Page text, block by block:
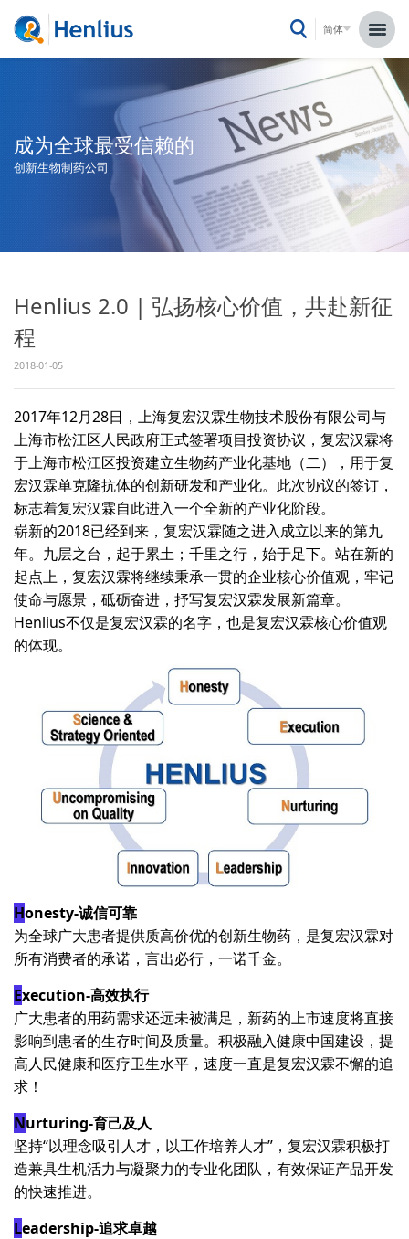
简体
成为全球最受信赖的
创新生物制药公司
Henlius 2.0 | 弘扬核心价值，共赴新征
程
2018-01-05
2017年12月28日，上海复宏汉霖生物技术股份有限公司与
上海市松江区人民政府正式签署项目投资协议，复宏汉霖将
于上海市松江区投资建立生物药产业化基地（二），用于复
宏汉霖单克隆抗体的创新研发和产业化。此次协议的签订，
标志着复宏汉霖自此进入一个全新的产业化阶段。
崭新的2018已经到来，复宏汉霖随之进入成立以来的第九
年。九层之台，起于累土；千里之行，始于足下。站在新的
起点上，复宏汉霖将继续秉承一贯的企业核心价值观，牢记
使命与愿景，砥砺奋进，抒写复宏汉霖发展新篇章。
Henlius不仅是复宏汉霖的名字，也是复宏汉霖核心价值观
的体现。
Honesty-诚信可靠
为全球广大患者提供质高价优的创新生物药，是复宏汉霖对
所有消费者的承诺，言出必行，一诺千金。
Execution-高效执行
广大患者的用药需求还远未被满足，新药的上市速度将直接
影响到患者的生存时间及质量。积极融入健康中国建设，提
高人民健康和医疗卫生水平，速度一直是复宏汉霖不懈的追
求！
Nurturing-育己及人
坚持“以理念吸引人才，以工作培养人才”，复宏汉霖积极打
造兼具生机活力与凝聚力的专业化团队，有效保证产品开发
的快速推进。
Leadership-追求卓越